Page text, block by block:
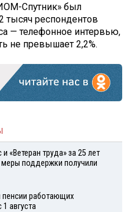
Спутник» был
тысяч респондентов
— телефонное интервью,
не превышает 2,2%.
«Ветеран труда» за 25 лет
поддержки получили
пенсии работающих
августа